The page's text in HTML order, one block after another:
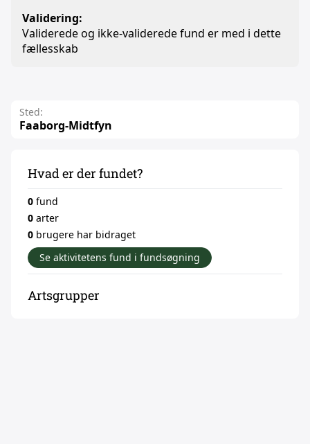
Validering:
Validerede og ikke-validerede fund er med i dette
fællesskab
Sted:
Faaborg-Midtfyn
Hvad er der fundet?
0 fund
0 arter
0 brugere har bidraget
Se aktivitetens fund i fundsøgning
Artsgrupper